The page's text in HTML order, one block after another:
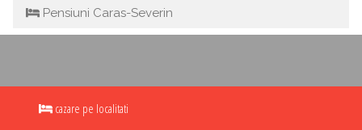
Pensiuni Caras-Severin
cazare pe localitati